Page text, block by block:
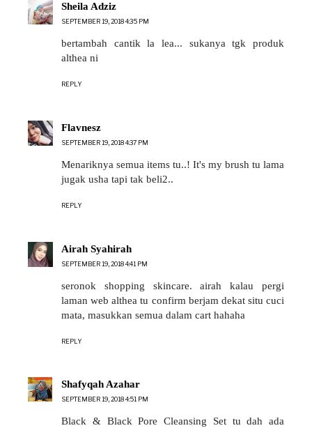
Sheila Adziz
SEPTEMBER 19, 2018 4:35 PM
bertambah cantik la lea... sukanya tgk produk
althea ni
REPLY
Flavnesz
SEPTEMBER 19, 2018 4:37 PM
Menariknya semua items tu..! It's my brush tu lama
jugak usha tapi tak beli2..
REPLY
Airah Syahirah
SEPTEMBER 19, 2018 4:41 PM
seronok shopping skincare. airah kalau pergi
laman web althea tu confirm berjam dekat situ cuci
mata, masukkan semua dalam cart hahaha
REPLY
Shafyqah Azahar
SEPTEMBER 19, 2018 4:51 PM
Black & Black Pore Cleansing Set tu dah ada